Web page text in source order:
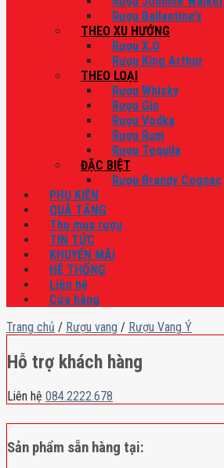
Rượu Ballantine’s
THEO XU HƯỚNG
Rượu X.O
Rượu King Arthur
THEO LOẠI
Rượu Whisky
Rượu Gin
Rượu Vodka
Rượu Rum
Rượu Tequila
ĐẶC BIỆT
Rượu Brandy Cognac
PHỤ KIỆN
QUÀ TẶNG
Thu mua rượu
TIN TỨC
KHUYẾN MÃI
HỆ THỐNG
Liên hệ
Cửa hàng
Trang chủ / Rượu vang / Rượu Vang Ý
Hỗ trợ khách hàng
Liên hệ 084.2222.678
Sản phẩm sẵn hàng tại: